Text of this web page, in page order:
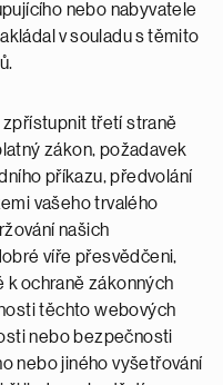
nebo nabyvatele
v souladu s těmito
zpřístupnit třetí straně
zákon, požadavek
příkazu, předvolání
vašeho trvalého
našich
víře přesvědčeni,
k ochraně zákonných
těchto webových
nebo bezpečnosti
nebo jiného vyšetřování